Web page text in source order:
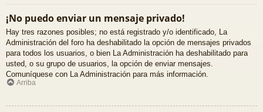
¡No puedo enviar un mensaje privado!
Hay tres razones posibles; no está registrado y/o identificado, La
Administración del foro ha deshabilitado la opción de mensajes privados
para todos los usuarios, o bien La Administración ha deshabilitado para
usted, o su grupo de usuarios, la opción de enviar mensajes.
Comuníquese con La Administración para más información.
Arriba